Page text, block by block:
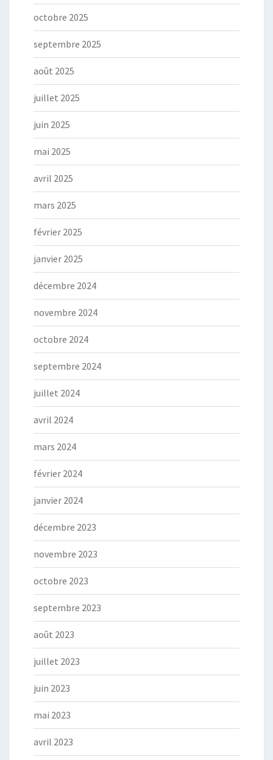
octobre 2025
septembre 2025
août 2025
juillet 2025
juin 2025
mai 2025
avril 2025
mars 2025
février 2025
janvier 2025
décembre 2024
novembre 2024
octobre 2024
septembre 2024
juillet 2024
avril 2024
mars 2024
février 2024
janvier 2024
décembre 2023
novembre 2023
octobre 2023
septembre 2023
août 2023
juillet 2023
juin 2023
mai 2023
avril 2023